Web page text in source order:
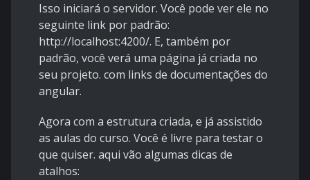
Isso iniciará o servidor. Você pode ver ele no
seguinte link por padrão:
http://localhost:4200/. E, também por
padrão, você verá uma página já criada no
seu projeto. com links de documentações do
angular.
Agora com a estrutura criada, e já assistido
as aulas do curso. Você é livre para testar o
que quiser. aqui vão algumas dicas de
atalhos: